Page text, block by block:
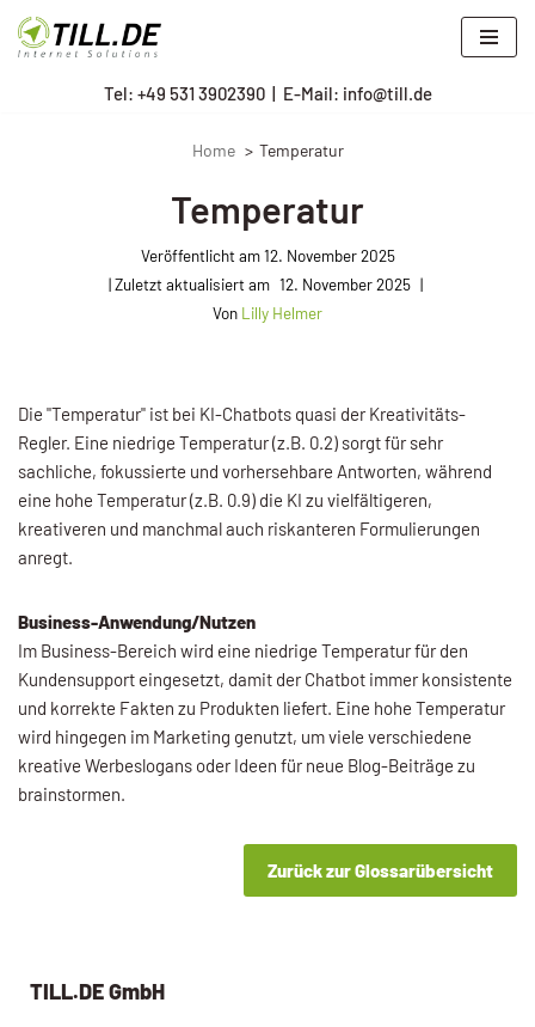
Zum
Tel: +49 531 3902390| E-Mail: info@till.de
Home Temperatur
Temperatur
Veröffentlicht am12. November 2025
12. November 2025
Von Lilly Helmer
Die "Temperatur" ist bei KI-Chatbots quasi der Kreativitäts-
Regler. Eine niedrige Temperatur (z.B. 0.2) sorgt für sehr
sachliche, fokussierte und vorhersehbare Antworten, während
eine hohe Temperatur (z.B. 0.9) die KI zu vielfältigeren,
kreativeren und manchmal auch riskanteren Formulierungen
anregt.
Business-Anwendung/Nutzen
Im Business-Bereich wird eine niedrige Temperatur für den
Kundensupport eingesetzt, damit der Chatbot immer konsistente
und korrekte Fakten zu Produkten liefert. Eine hohe Temperatur
wird hingegen im Marketing genutzt, um viele verschiedene
kreative Werbeslogans oder Ideen für neue Blog-Beiträge zu
brainstormen.
Zurück zur Glossarübersicht
TILL.DE GmbH